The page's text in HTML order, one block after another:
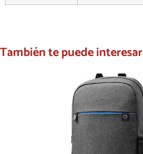
También te puede interesar